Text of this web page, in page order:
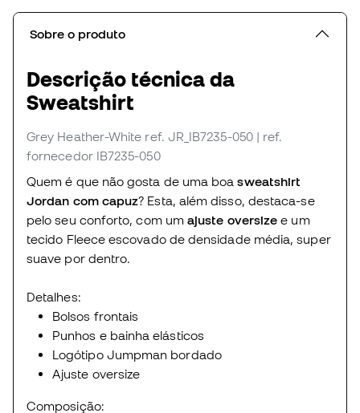
Sobre o produto
Descrição técnica da
Sweatshirt
Grey Heather-White ref. JR_IB7235-050 | ref.
fornecedor IB7235-050
Quem é que não gosta de uma boasweatshirt
Jordan com capuz? Esta, além disso, destaca-se
pelo seu conforto, com umajuste oversize e um
tecido Fleece escovado de densidade média, super
suave por dentro.
Detalhes:
Bolsos frontais
Punhos e bainha elásticos
Logótipo Jumpman bordado
Ajuste oversize
Composição: